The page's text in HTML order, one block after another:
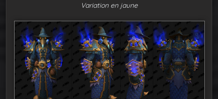
Variation en jaune